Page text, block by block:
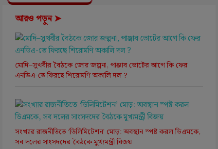
আরও পড়ুন ➤
মোদি–সুখবীর বৈঠকে জোর জল্পনা, পাঞ্জাব ভোটের আগে কি ফের
এনডিএ-তে ফিরছে শিরোমণি অকালি দল ?
সংখ্যার রাজনীতিতে ‘ডিলিমিটেশন’ মোড়: অবস্থান স্পষ্ট করল ডিএমকে,
সব দলের সাংসদদের বৈঠকে মুখ্যমন্ত্রী বিজয়